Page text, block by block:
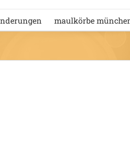
maulkörbe